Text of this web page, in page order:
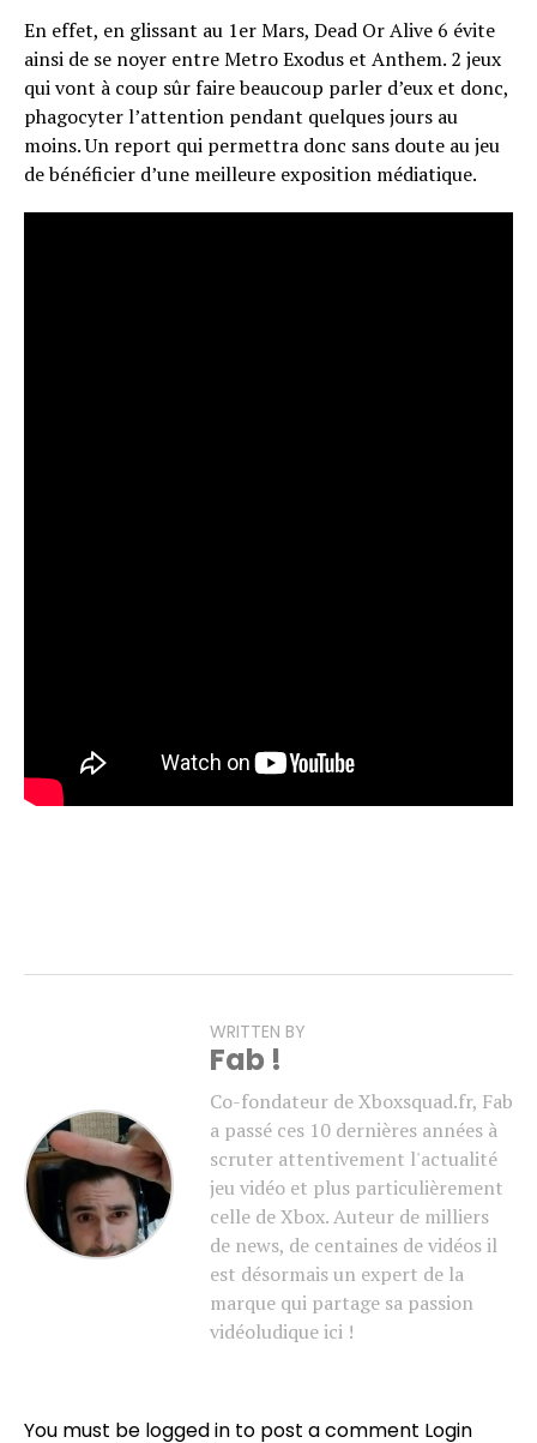
En effet, en glissant au 1er Mars, Dead Or Alive 6 évite
ainsi de se noyer entre Metro Exodus et Anthem. 2 jeux
qui vont à coup sûr faire beaucoup parler d’eux et donc,
phagocyter l’attention pendant quelques jours au
moins. Un report qui permettra donc sans doute au jeu
de bénéficier d’une meilleure exposition médiatique.
WRITTEN BY
Fab !
Co-fondateur de Xboxsquad.fr, Fab
a passé ces 10 dernières années à
scruter attentivement l'actualité
jeu vidéo et plus particulièrement
celle de Xbox. Auteur de milliers
de news, de centaines de vidéos il
est désormais un expert de la
marque qui partage sa passion
vidéoludique ici !
You must be logged in to post a comment Login